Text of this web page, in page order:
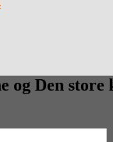
og Den store